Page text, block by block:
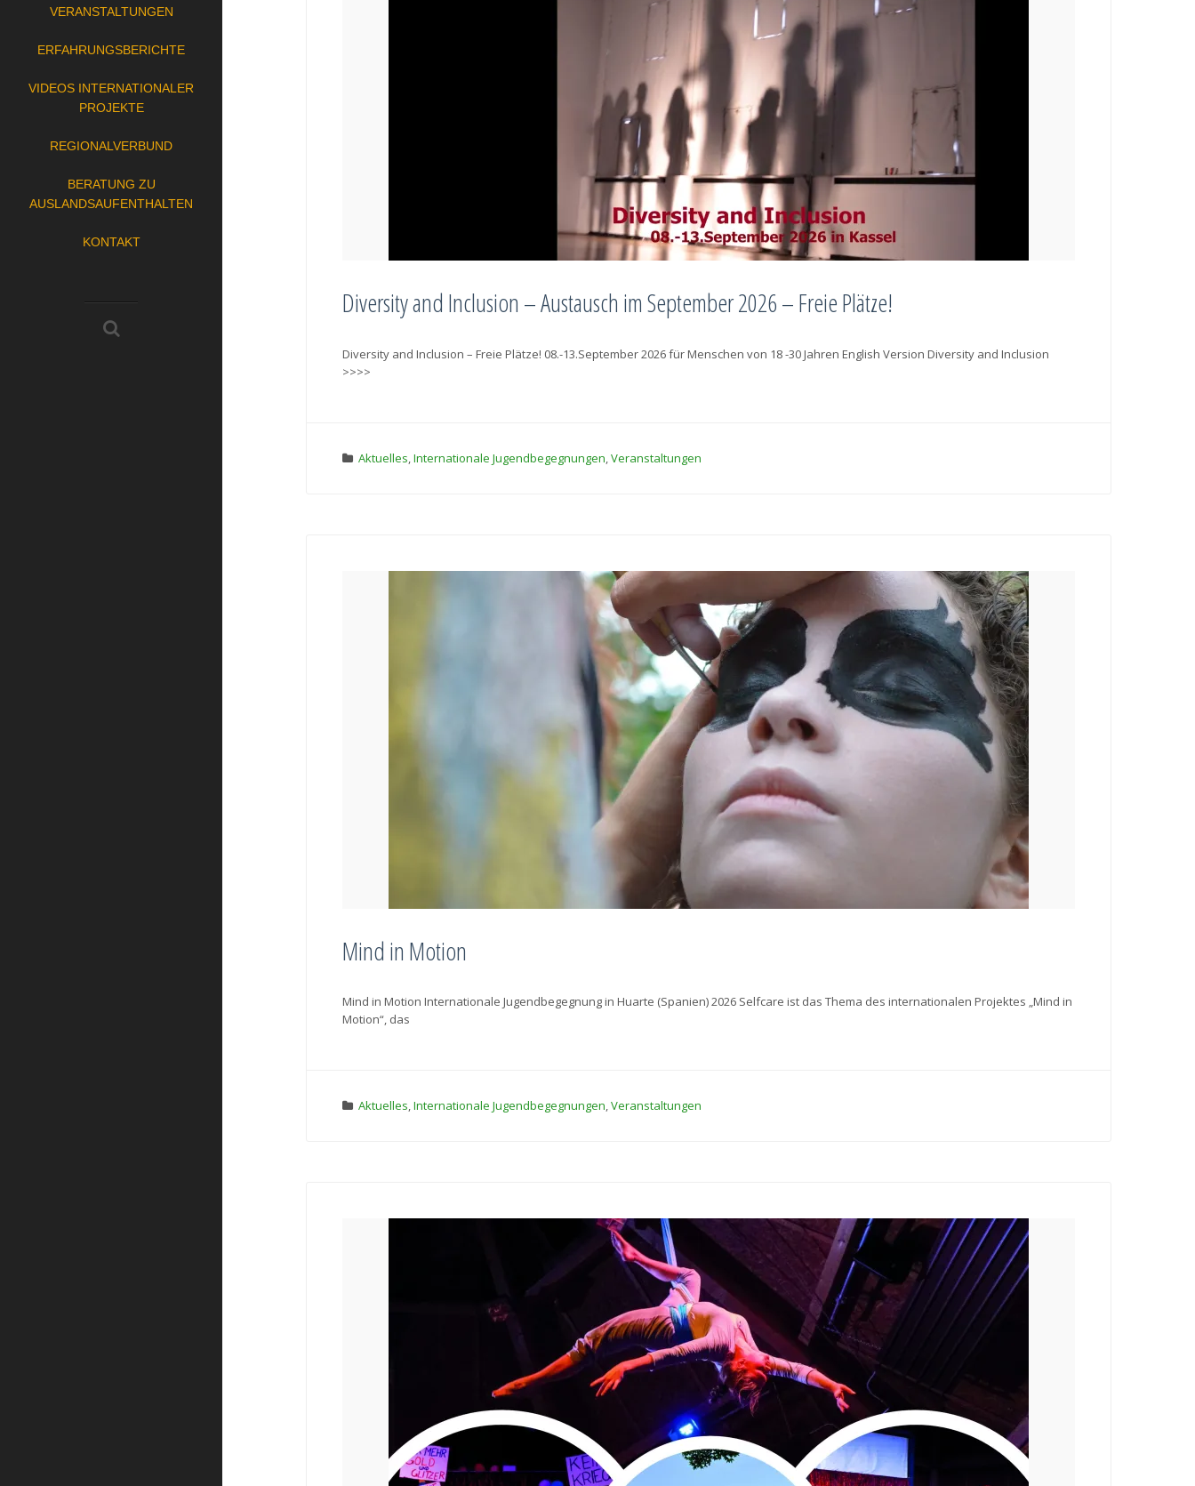
VERANSTALTUNGEN
ERFAHRUNGSBERICHTE
VIDEOS INTERNATIONALER
PROJEKTE
REGIONALVERBUND
BERATUNG ZU
AUSLANDSAUFENTHALTEN
KONTAKT
Diversity and Inclusion – Austausch im September 2026 – Freie Plätze!
Diversity and Inclusion – Freie Plätze! 08.-13.September 2026 für Menschen von 18 -30 Jahren English Version Diversity and Inclusion
>>>>
Aktuelles Internationale Jugendbegegnungen Veranstaltungen
Mind in Motion
Mind in Motion Internationale Jugendbegegnung in Huarte (Spanien) 2026 Selfcare ist das Thema des internationalen Projektes „Mind in
Motion“, das
Aktuelles,Internationale Jugendbegegnungen,Veranstaltungen